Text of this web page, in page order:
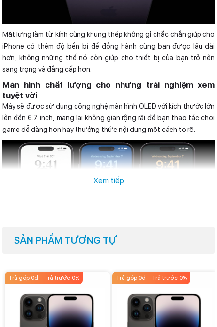
Mặt lưng làm từ kính cùng khung thép không gỉ chắc chắn giúp cho
iPhone có thêm độ bền bỉ để đồng hành cùng bạn được lâu dài
hơn, không những thế nó còn giúp cho thiết bị của bạn trở nên
sang trọng và đẳng cấp hơn.
Màn hình chất lượng cho những trải nghiệm xem
tuyệt vời
Máy sẽ được sử dụng công nghệ màn hình OLED với kích thước lớn
lên đến 6.7 inch, mang lại không gian rộng rãi để bạn thao tác chơi
game dễ dàng hơn hay thưởng thức nội dung một cách to rõ.
xác cao nên đây chắc hẳn sẽ là một thiết bị rất phù hợp với các bạn
đang làm những công việc về đồ họa - thiết kế và in ấn sản phẩm
trên điện thoại.
Để tối ưu được không gian hiển thị thì Apple cũng đã chính thức
Xem tiếp
SẢN PHẨM TƯƠNG TỰ
Trả góp 0đ - Trả trước 0% Trả góp 0đ - Trả trước 0%